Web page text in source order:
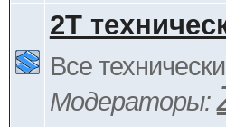
2Т
Все
Модераторы: